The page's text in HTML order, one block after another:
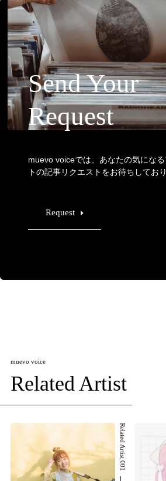
Send Your
Request
muevo voiceでは、あなたの気にな
トの記事リクエストをお待ちしており
Request
muevo voice
Related Artist
Related Artist 001